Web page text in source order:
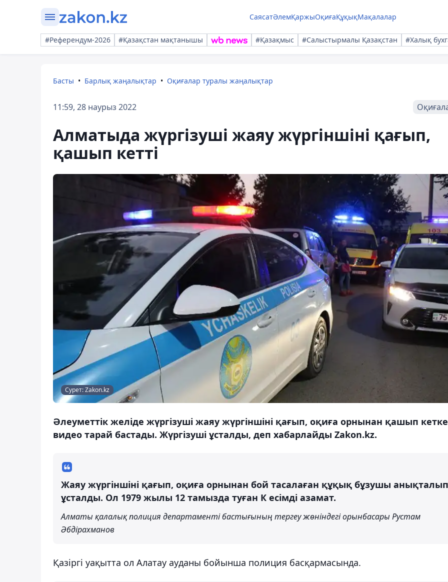
СаясатӘлемҚаржыОқиғаҚұқықМақалалар
#Референдум-2026 #Қазақстан мақтанышы #Қазақмыс #Салыстырмалы Қазақстан #Халық
Басты Барлық жаңалықтар Оқиғалар туралы жаңалықтар
11:59, 28 наурыз 2022
Алматыда жүргізуші жаяу жүргіншіні қағып,
қашып кетті
Сурет: Zakon.kz
Әлеуметтік желіде жүргізуші жаяу жүргіншіні қағып, оқиға орнынан қашып
видео тарай бастады. Жүргізуші ұсталды, деп хабарлайды Zakon.kz.
Жаяу жүргіншіні қағып, оқиға орнынан бой тасалаған құқық бұзушы
ұсталды. Ол 1979 жылы 12 тамызда туған К есімді азамат.
Алматы қалалық полиция департаменті бастығының тергеу жөніндегі орынбасары Рустам
Әбдірахманов
Қазіргі уақытта ол Алатау ауданы бойынша полиция басқармасында.